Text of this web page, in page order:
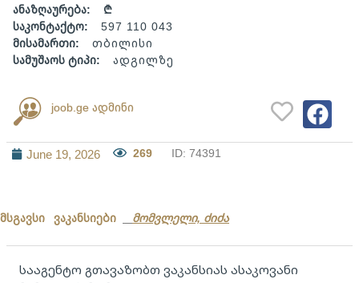
ანაზღაურება:
₾
საკონტაქტო:
597 110 043
მისამართი:
თბილისი
სამუშაოს ტიპი:
ადგილზე
joob.ge ადმინი
June 19, 2026 269 ID: 74391
მსგავსი ვაკანსიები მომვლელი, ძიძა
სააგენტო გთავაზობთ ვაკანსიას ასაკოვანი